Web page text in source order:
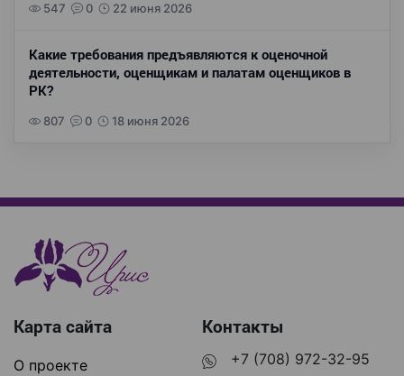
547 0 22 июня 2026
Какие требования предъявляются к оценочной
деятельности, оценщикам и палатам оценщиков в
РК?
807 0 18 июня 2026
Карта сайта
О проекте
Контакты
+7 (708) 972-32-95